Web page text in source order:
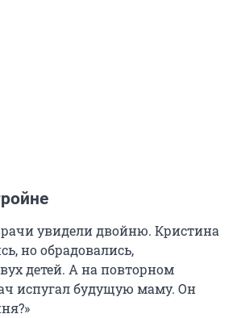
увидели двойню. Кристина
но обрадовались,
детей. А на повторном
испугал будущую маму. Он